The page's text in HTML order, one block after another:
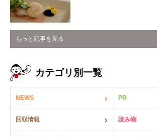
もっと記事を見る
カテゴリ別一覧
NEWS PR
回収情報 読み物